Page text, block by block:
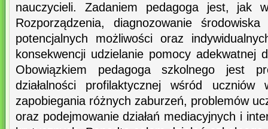
nauczycieli. Zadaniem pedagoga jest, jak
Rozporządzenia, diagnozowanie
potencjalnych możliwości oraz
konsekwencji udzielanie pomocy adekwatnej
Obowiązkiem pedagoga szkolnego jest
działalności profilaktycznej wśród uczniów
zapobiegania różnych zaburzeń, problemów
oraz podejmowanie działań mediacyjnych i